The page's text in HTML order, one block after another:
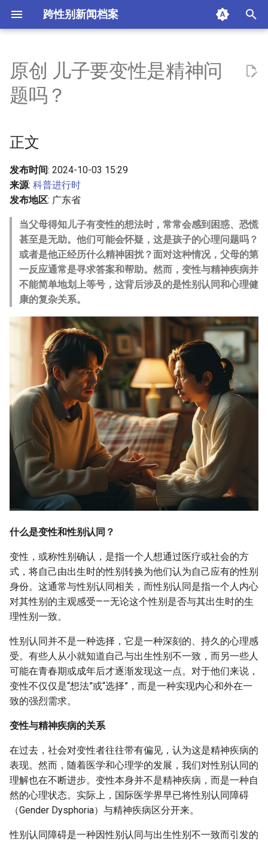
跨性别新闻档案
n
t
a
l
i
e
c
h
正文
附加信息 [Processed Page
原创 儿子要变性是精神问
题吗？
正文
发布时间: 2024-10-03 15:29
来源: 科普进行时
发布地区: 广东省
当父母得知儿子有变性的想法时，常常会感到困惑、恐慌
甚至是无助。他们可能会怀疑，这是孩子的心理问题吗？
或者是他正经历什么精神困扰？面对这种情况，父母的第
一反应通常是寻求答案和帮助。然而，变性与精神疾病并
不能简单地划上等号，这背后涉及的是性别认同和心理健
康的复杂关系。
什么是变性和性别认同？
变性，或称性别确认，是指一个人想通过医疗或社会的方
式，将自己由出生时的性别转换为他们认为自己应有的性别
身份。这通常与性别认同相关，而性别认同是指一个人内心
对其性别的主观感受——无论这个性别是否与其出生时的生
理性别一致。
性别认同并不是一种选择，它是一种深刻的、持久的心理感
受。有些人从小就知道自己与出生性别不一致，而另一些人
可能在青春期或成年后才逐渐发现这一点。对于他们来说，
变性不仅仅是“想法”或“选择”，而是一种实现内心和外在一
致的强烈需求。
变性与精神疾病的关系
在过去，社会对变性者往往带有偏见，认为这是精神疾病的
表现。然而，随着医学和心理学的发展，我们对性别认同的
理解也在不断进步。变性本身并不是精神疾病，而是一种自
然的心理状态。实际上，国际医学界早已将性别认同障碍
（Gender Dysphoria）与精神疾病区分开来。
性别认同障碍是一种因性别认同与出生性别不一致而引发的